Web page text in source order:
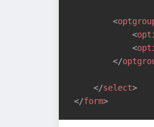
<
<
<
</
</select>
</form>